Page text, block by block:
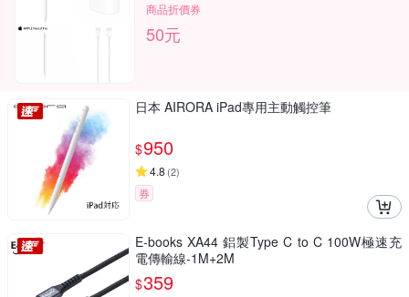
商品折價券
50元
日本 AIRORA iPad專用主動觸控筆
$950
4.8 (2)
券
E-books XA44 鋁製Type C to C 100W極速充
電傳輸線-1M+2M
$359